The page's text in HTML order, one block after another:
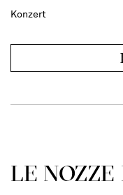
Konzert
LE